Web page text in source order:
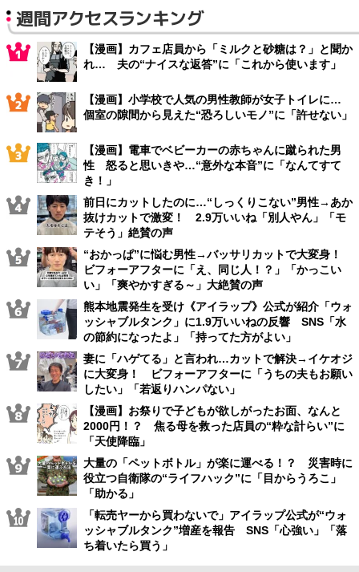
週間アクセスランキング
【漫画】カフェ店員から「ミルクと砂糖は？」と聞か
れ… 夫の“ナイスな返答”に「これから使います」
【漫画】小学校で人気の男性教師が女子トイレに…
個室の隙間から見えた“恐ろしいモノ”に「許せない」
【漫画】電車でベビーカーの赤ちゃんに蹴られた男
性 怒ると思いきや…“意外な本音”に「なんてすて
き！」
前日にカットしたのに…“しっくりこない”男性→あか
抜けカットで激変！ 2.9万いいね「別人やん」「モ
テそう」絶賛の声
“おかっぱ”に悩む男性→バッサリカットで大変身！
ビフォーアフターに「え、同じ人！？」「かっこい
い」「爽やかすぎる～」大絶賛の声
熊本地震発生を受け《アイラップ》公式が紹介「ウォ
ッシャブルタンク」に1.9万いいねの反響 SNS「水
の節約になったよ」「持ってた方がよい」
妻に「ハゲてる」と言われ…カットで解決→イケオジ
に大変身！ ビフォーアフターに「うちの夫もお願い
したい」「若返りハンパない」
【漫画】お祭りで子どもが欲しがったお面、なんと
2000円！？ 焦る母を救った店員の“粋な計らい”に
「天使降臨」
大量の「ペットボトル」が楽に運べる！？ 災害時に
役立つ自衛隊の“ライフハック”に「目からうろこ」
「助かる」
「転売ヤーから買わないで」アイラップ公式が“ウォ
ッシャブルタンク”増産を報告 SNS「心強い」「落
ち着いたら買う」